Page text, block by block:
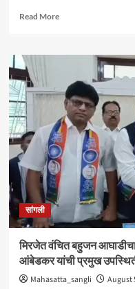
Read MoreRead
मिरजेतील
महाविद्यालयात
‘फिल्ड
प्रोजेक्ट
आणि
जॉब
ट्रेनिंग’
कार्यशाळा
उत्साहात
सांगली
मिरजेत वंचित बहुजन आघाडीचा
आंबेडकर यांची प्रमुख
Mahasatta_sangli August